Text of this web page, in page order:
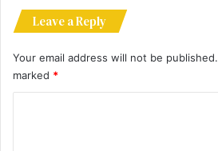
Leave a Reply
Your email address will not be published.
marked *